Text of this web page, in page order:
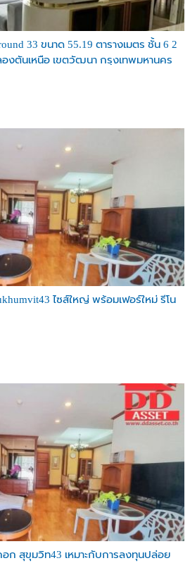
33 ขนาด 55.19 ตารางเมตร ชั้น 6 2
งตันเหนือ เขตวัฒนา กรุงเทพมหานคร
ไซส์ใหญ่ พร้อมเฟอร์ใหม่ รีโน
อก สุขุมวิท43 เหมาะกับการลงทุนปล่อย